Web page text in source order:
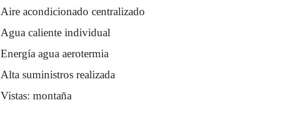
Aire acondicionado centralizado
Agua caliente individual
Energía agua aerotermia
Alta suministros realizada
Vistas: montaña